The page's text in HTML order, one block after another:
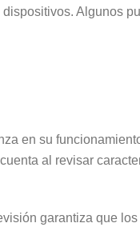
Algunos
en su
al revisar
garantiza que